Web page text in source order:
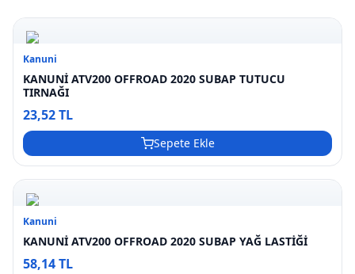
Kanuni
KANUNİ ATV200 OFFROAD 2020 SUBAP TUTUCU
TIRNAĞI
23,52 TL
Sepete Ekle
Kanuni
KANUNİ ATV200 OFFROAD 2020 SUBAP YAĞ LASTİĞİ
58,14 TL